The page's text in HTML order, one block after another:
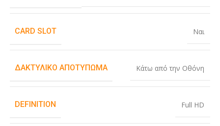
CARD SLOT Ναι
ΔΑΚΤΥΛΙΚΌ ΑΠΟΤΎΠΩΜΑ Κάτω από την Οθόνη
DEFINITION Full HD